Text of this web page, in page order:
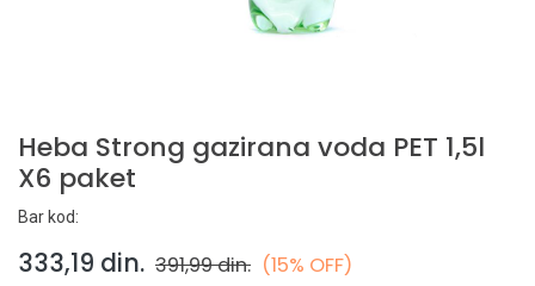
Heba Strong gazirana voda PET 1,5l
X6 paket
Bar kod:
333,19 din. 391,99din. (15% OFF)